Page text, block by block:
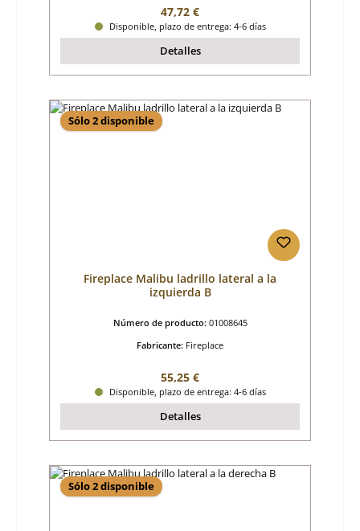
Precio normal:
47,72 €
Disponible, plazo de entrega: 4-6 días
Detalles
Sólo 2 disponible
Fireplace Malibu ladrillo lateral a la
izquierda B
Número de producto: 01008645
Fabricante: Fireplace
Precio normal:
55,25 €
Disponible, plazo de entrega: 4-6 días
Detalles
Sólo 2 disponible